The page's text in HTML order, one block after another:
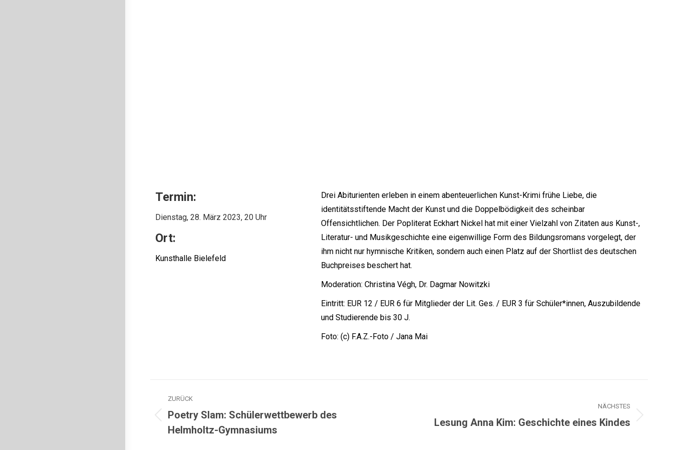
Termin:
Dienstag, 28. März 2023, 20 Uhr
Ort:
Kunsthalle Bielefeld
Drei Abiturienten erleben in einem abenteuerlichen Kunst-Krimi frühe Liebe, die
identitätsstiftende Macht der Kunst und die Doppelbödigkeit des scheinbar
Offensichtlichen. Der Popliterat Eckhart Nickel hat mit einer Vielzahl von Zitaten aus Kunst-,
Literatur- und Musikgeschichte eine eigenwillige Form des Bildungsromans vorgelegt, der
ihm nicht nur hymnische Kritiken, sondern auch einen Platz auf der Shortlist des deutschen
Buchpreises beschert hat.
Moderation: Christina Végh, Dr. Dagmar Nowitzki
Eintritt: EUR 12 / EUR 6 für Mitglieder der Lit. Ges. / EUR 3 für Schüler*innen, Auszubildende
und Studierende bis 30 J.
Foto: (c) F.A.Z.-Foto / Jana Mai
ZURÜCK
Poetry Slam: Schülerwettbewerb des
Helmholtz-Gymnasiums
NÄCHSTES
Lesung Anna Kim: Geschichte eines Kindes